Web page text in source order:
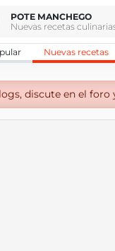
POTE MANCHEGO
Nuevas recetas
Nuevas recetas
discute en el foro